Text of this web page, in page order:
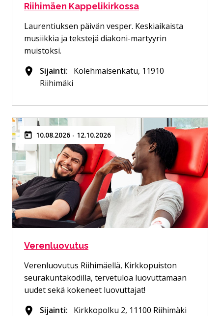
Riihimäen Kappelikirkossa
Laurentiuksen päivän vesper. Keskiaikaista
musiikkia ja tekstejä diakoni-martyyrin
muistoksi.
Sijainti:
Kolehmaisenkatu, 11910
Riihimäki
10.08.2026 - 12.10.2026
Verenluovutus
Verenluovutus Riihimäellä, Kirkkopuiston
seurakuntakodilla, tervetuloa luovuttamaan
uudet sekä kokeneet luovuttajat!
Sijainti:
Kirkkopolku 2, 11100 Riihimäki